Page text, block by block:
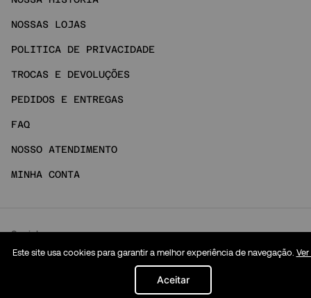
NOSSAS LOJAS
POLITICA DE PRIVACIDADE
TROCAS E DEVOLUÇÕES
PEDIDOS E ENTREGAS
FAQ
NOSSO ATENDIMENTO
MINHA CONTA
Social
Este site usa cookies para garantir a melhor experiência de navegação.
Aceitar